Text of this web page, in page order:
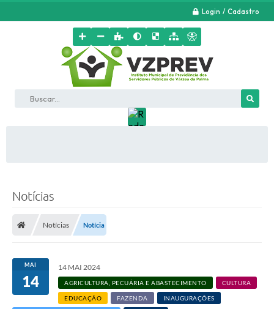
Login / Cadastro
Buscar...
Notícias
Notícias Notícia
MAI
14
14 MAI 2024
AGRICULTURA, PECUÁRIA E ABASTECIMENTO CULTURA
EDUCAÇÃO FAZENDA INAUGURAÇÕES